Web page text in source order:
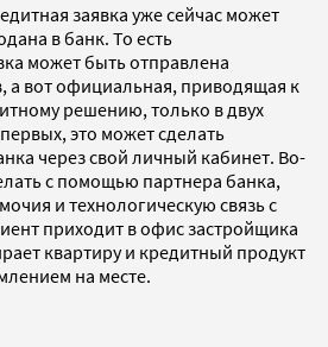
заявка уже сейчас может
в банк. То есть
может быть отправлена
а вот официальная, приводящая к
решению, только в двух
это может сделать
через свой личный кабинет. Во-
с помощью партнера банка,
и технологическую связь с
приходит в офис застройщика
квартиру и кредитный продукт
на месте.